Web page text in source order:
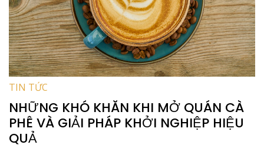
TIN TỨC
NHỮNG KHÓ KHĂN KHI MỞ QUÁN CÀ
PHÊ VÀ GIẢI PHÁP KHỞI NGHIỆP HIỆU
QUẢ